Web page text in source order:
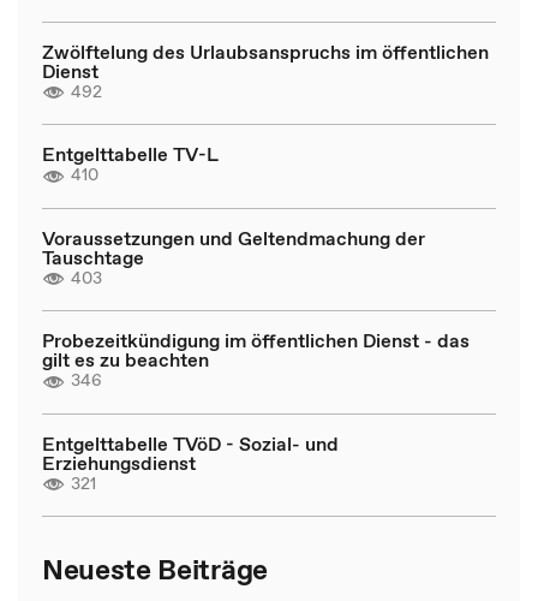
Zwölftelung des Urlaubsanspruchs im öffentlichen
Dienst
492
Entgelttabelle TV-L
410
Voraussetzungen und Geltendmachung der
Tauschtage
403
Probezeitkündigung im öffentlichen Dienst - das
gilt es zu beachten
346
Entgelttabelle TVöD - Sozial- und
Erziehungsdienst
321
Neueste Beiträge